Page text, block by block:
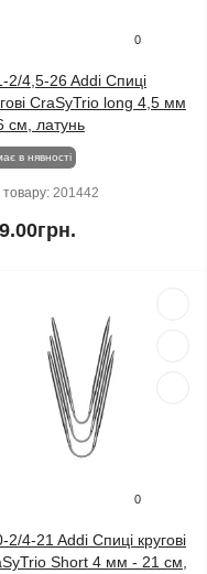
0
2/4,5-26 Addi Спиці
CraSyTrio long 4,5 мм
см, латунь
в нявності
товару: 201442
0
2/4-21 Addi Спиці кругові
Short 4 мм - 21 см,